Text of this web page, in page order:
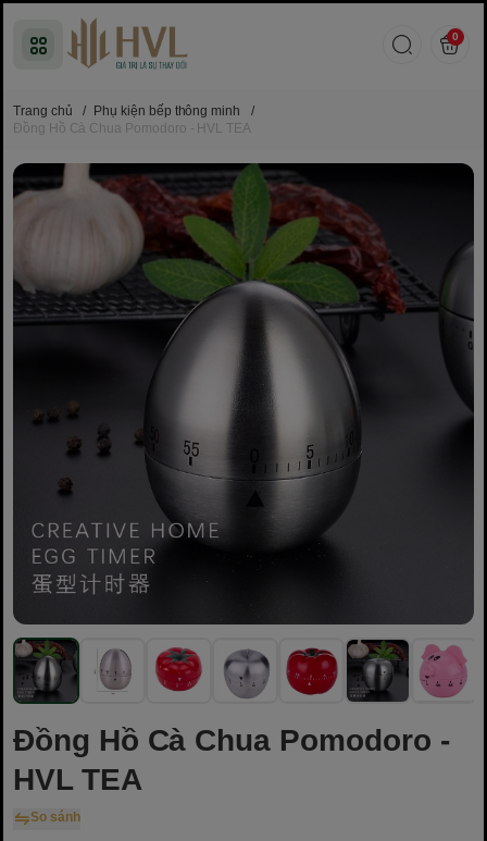
0
Trang chủ / Phụ kiện bếp thông minh
/
Đồng Hồ Cà Chua Pomodoro - HVL TEA
Đồng Hồ Cà Chua Pomodoro -
HVL TEA
So sánh